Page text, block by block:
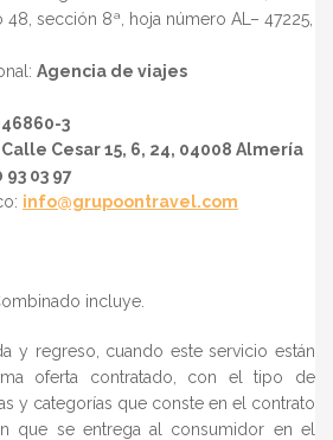
sección 8ª, hoja número AL– 47225,
Agencia de viajes
3
Calle Cesar 15, 6, 24, 04008 Almería
93 03 97
info@grupoontravel.com
incluye.
y regreso, cuando este servicio están
oferta contratado, con el tipo de
y categorías que conste en el contrato
que se entrega al consumidor en el